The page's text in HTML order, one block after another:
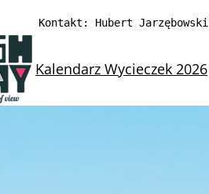
Kontakt: Hubert Jarzębowski
Kalendarz Wycieczek 2026